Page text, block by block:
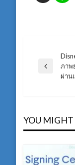
แน
Previous
ภาพ
ผ่าน
YOU MIGHT